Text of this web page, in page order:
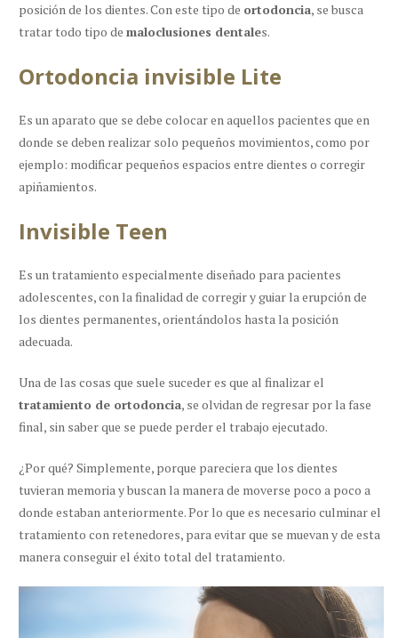
posición de los dientes. Con este tipo de ortodoncia, se busca
tratar todo tipo de maloclusiones dentales.
Ortodoncia invisible Lite
Es un aparato que se debe colocar en aquellos pacientes que en
donde se deben realizar solo pequeños movimientos, como por
ejemplo: modificar pequeños espacios entre dientes o corregir
apiñamientos.
Invisible Teen
Es un tratamiento especialmente diseñado para pacientes
adolescentes, con la finalidad de corregir y guiar la erupción de
los dientes permanentes, orientándolos hasta la posición
adecuada.
Una de las cosas que suele suceder es que al finalizar el
tratamiento de ortodoncia, se olvidan de regresar por la fase
final, sin saber que se puede perder el trabajo ejecutado.
¿Por qué? Simplemente, porque pareciera que los dientes
tuvieran memoria ybuscan la manera de moverse poco a poco a
donde estaban anteriormente. Por lo que es necesario culminar el
tratamiento con retenedores, para evitar que se muevan y de esta
manera conseguir el éxito total del tratamiento.